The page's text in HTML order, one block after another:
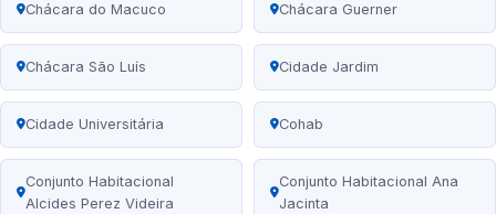
Chácara do Macuco Chácara Guerner
Chácara São Luís Cidade Jardim
Cidade Universitária Cohab
Conjunto Habitacional
Alcides Perez Videira
Conjunto Habitacional Ana
Jacinta